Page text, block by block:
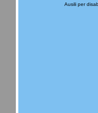
Ausili per